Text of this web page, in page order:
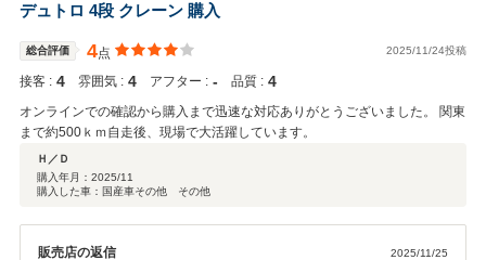
デュトロ 4段 クレーン 購入
総合評価 4点 2025/11/24投稿
接客 : 4 雰囲気 : 4 アフター : ‐ 品質 : 4
オンラインでの確認から購入まで迅速な対応ありがとうございました。 関東
まで約500ｋｍ自走後、現場で大活躍しています。
Ｈ／Ｄ
購入年月： 2025/11
購入した車：国産車その他 その他
販売店の返信 2025/11/25